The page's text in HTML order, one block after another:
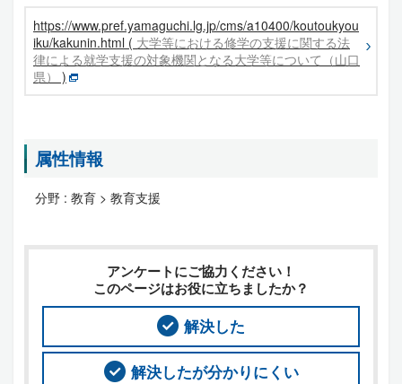
https://www.pref.yamaguchi.lg.jp/cms/a10400/koutoukyou
iku/kakunin.html ( 大学等における修学の支援に関する法
律による就学支援の対象機関となる大学等について（山口
県）
)
属性情報
分野 : 教育 > 教育支援
アンケートにご協力ください！
このページはお役に立ちましたか？
解決した
解決したが分かりにくい